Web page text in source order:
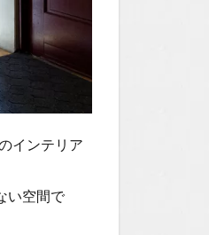
インテリア
い空間で